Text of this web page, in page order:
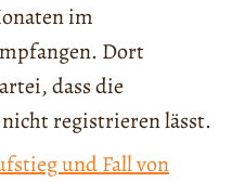
im
Dort
dass die
registrieren lässt.
und Fall von